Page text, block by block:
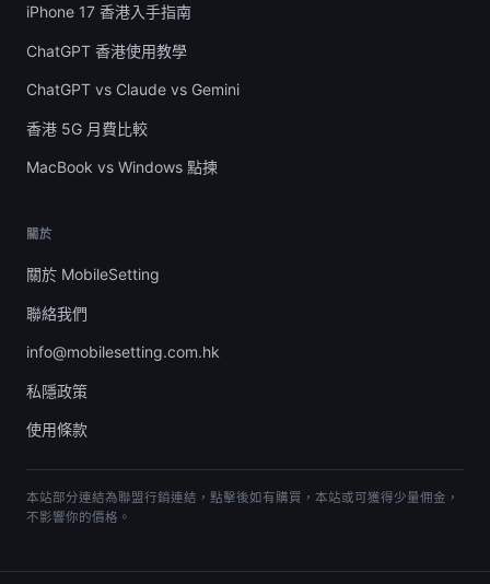
iPhone 17 香港入手指南
ChatGPT 香港使用教學
ChatGPT vs Claude vs Gemini
香港 5G 月費比較
MacBook vs Windows 點揀
關於
關於 MobileSetting
聯絡我們
info@mobilesetting.com.hk
私隱政策
使用條款
本站部分連結為聯盟行銷連結，點擊後如有購買，本站或可獲得少量佣金，
不影響你的價格。